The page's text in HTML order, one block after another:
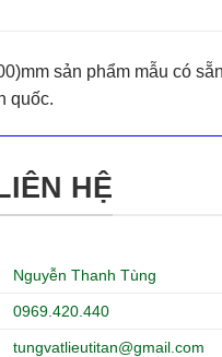
sản phẩm mẫu có
quốc.
HỆ
Nguyễn Thanh Tùng
0969.420.440
tungvatlieutitan@gmail.com